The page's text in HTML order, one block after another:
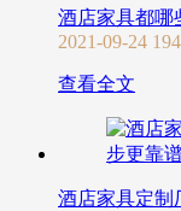
酒店家具都哪
2021-09-24
查看全文
酒店家具定制